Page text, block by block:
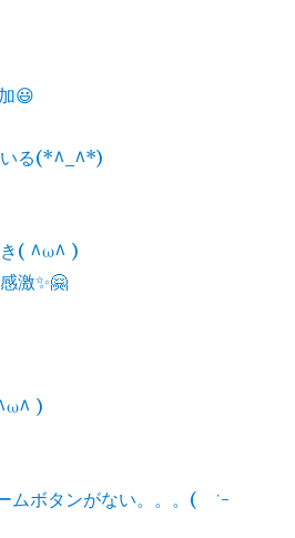
😃
いる(*^_^*)
き( ^ω^ )
激✨🤗
)
ムボタンがない。。。( ˙-